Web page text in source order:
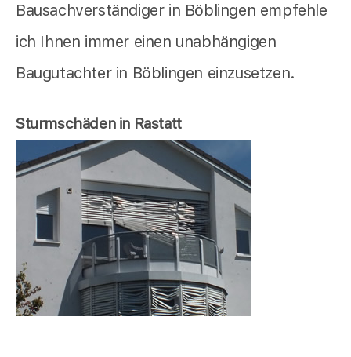
Bausachverständiger in Böblingen empfehle
ich Ihnen immer einen unabhängigen
Baugutachter in Böblingen einzusetzen.
Sturmschäden in Rastatt